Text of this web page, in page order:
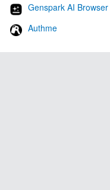
Genspark AI Browser
Authme